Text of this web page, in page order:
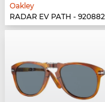
Oakley
RADAR EV PATH - 920882